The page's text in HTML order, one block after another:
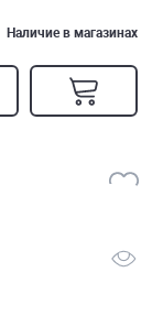
Наличие в магазинах